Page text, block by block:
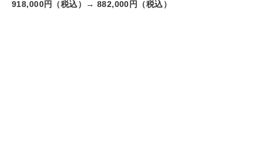
918,000円（税込）→ 882,000円（税込）